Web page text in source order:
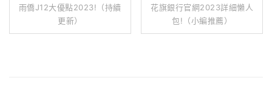
雨僑J12大優點2023!（持續
更新）
花旗銀行官網2023詳細懶人
包!（小編推薦）